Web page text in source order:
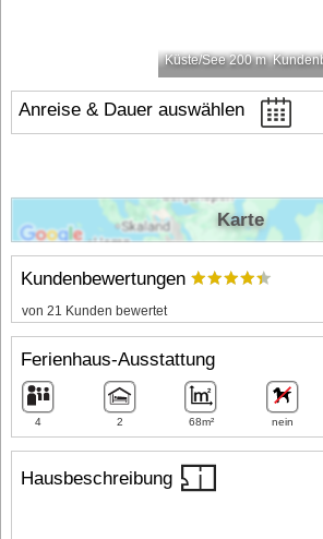
Küste/See 200 m
Anreise & Dauer auswählen
Hausbeschreibung
Kundenbewertungen
von 21 Kunden bewertet
Ferienhaus-Ausstattung
4 2 68m² nein
Karte